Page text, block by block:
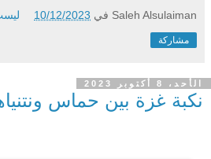
Saleh Alsulaiman في 10/12/2023
مشاركة
الأحد، 8 أكتوبر 2023
نكبة غزة بين حماس